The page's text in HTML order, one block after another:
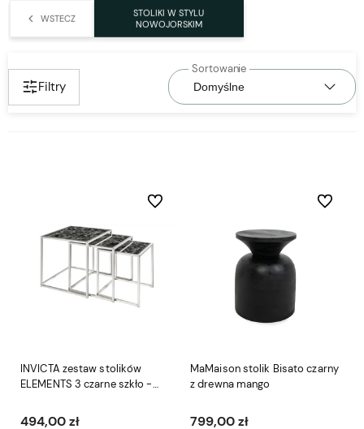
zaloguj się, aby przywrócić dodane produkty do listy
z poprzedniej sesji.
WSTECZ
STOLIKI W STYLU
NOWOJORSKIM
Filtry
INVICTA zestaw stolików
ELEMENTS 3 czarne szkło -
494,00 zł
Do ulubionych
MaMaison stolik Bisato czarny
z drewna mango
799,00 zł
Do